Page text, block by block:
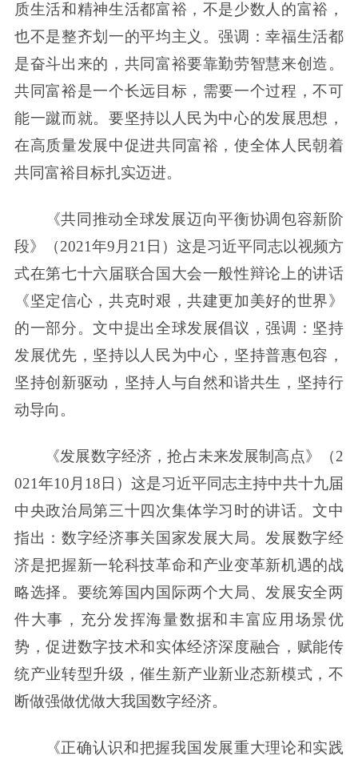
质生活和精神生活都富裕，不是少数人的富裕，
也不是整齐划一的平均主义。强调：幸福生活都
是奋斗出来的，共同富裕要靠勤劳智慧来创造。
共同富裕是一个长远目标，需要一个过程，不可
能一蹴而就。要坚持以人民为中心的发展思想，
在高质量发展中促进共同富裕，使全体人民朝着
共同富裕目标扎实迈进。
《共同推动全球发展迈向平衡协调包容新阶
段》（2021年9月21日）这是习近平同志以视频方
式在第七十六届联合国大会一般性辩论上的讲话
《坚定信心，共克时艰，共建更加美好的世界》
的一部分。文中提出全球发展倡议，强调：坚持
发展优先，坚持以人民为中心，坚持普惠包容，
坚持创新驱动，坚持人与自然和谐共生，坚持行
动导向。
《发展数字经济，抢占未来发展制高点》（2
021年10月18日）这是习近平同志主持中共十九届
中央政治局第三十四次集体学习时的讲话。文中
指出：数字经济事关国家发展大局。发展数字经
济是把握新一轮科技革命和产业变革新机遇的战
略选择。要统筹国内国际两个大局、发展安全两
件大事，充分发挥海量数据和丰富应用场景优
势，促进数字技术和实体经济深度融合，赋能传
统产业转型升级，催生新产业新业态新模式，不
断做强做优做大我国数字经济。
《正确认识和把握我国发展重大理论和实践